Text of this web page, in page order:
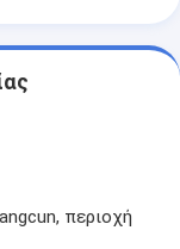
περιοχή